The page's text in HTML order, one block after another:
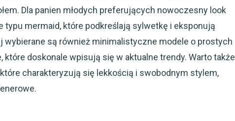
Dla panien młodych preferujących nowoczesny look
typu mermaid, które podkreślają sylwetkę i eksponują
wybierane są również minimalistyczne modele o prostych
doskonale wpisują się w aktualne trendy. Warto także
charakteryzują się lekkością i swobodnym stylem,